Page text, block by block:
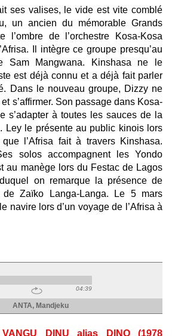
ses valises, le vide est vite comblé
un ancien du mémorable Grands
l’ombre de l’orchestre Kosa-Kosa
Il intègre ce groupe presqu’au
Sam Mangwana. Kinshasa ne le
est déjà connu et a déjà fait parler
Dans le nouveau groupe, Dizzy ne
s’affirmer. Son passage dans Kosa-
s’adapter à toutes les sauces de la
Ley le présente au public kinois lors
l’Afrisa fait à travers Kinshasa.
solos accompagnent les Yondo
au manège lors du Festac de Lagos
on remarque la présence de
de Zaïko Langa-Langa. Le 5 mars
navire lors d’un voyage de l’Afrisa à
VANGU DINU alias DINO (1978